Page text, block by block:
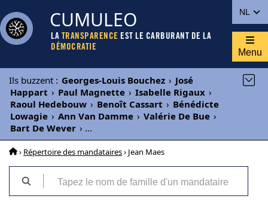
NL
CUMULEO
LA TRANSPARENCE EST LE CARBURANT DE LA
DÉMOCRATIE
Menu
Ils buzzent : Georges-Louis Bouchez › José
Happart › Paul Magnette › Isabelle Rigaux ›
Raoul Hedebouw › Benoît Cassart › Bénédicte
Lowagie › Ann Van Damme › Valérie De Bue ›
Bart De Wever › ...
› Répertoire des mandataires› Jean Maes